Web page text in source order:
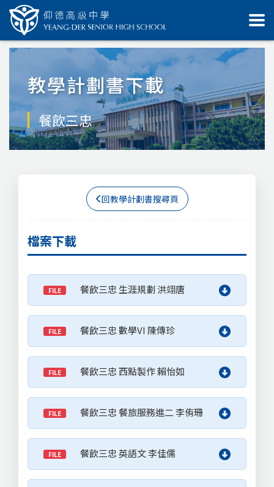
教學計劃書下載
餐飲三忠
回教學計劃書搜尋頁
檔案下載
FILE 餐飲三忠 生涯規劃 洪翊唐
FILE 餐飲三忠 數學VI 陳傳珍
FILE 餐飲三忠 西點製作 賴怡如
FILE 餐飲三忠 餐旅服務進二 李侑珊
FILE 餐飲三忠 英語文 李佳儒